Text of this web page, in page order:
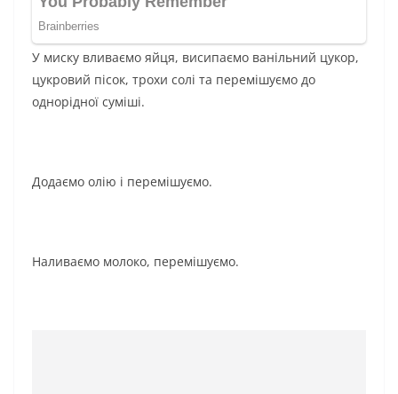
У миску вливаємо яйця, висипаємо ванільний цукор,
цукровий пісок, трохи солі та перемішуємо до
однорідної суміші.
Додаємо олію і перемішуємо.
Наливаємо молоко, перемішуємо.